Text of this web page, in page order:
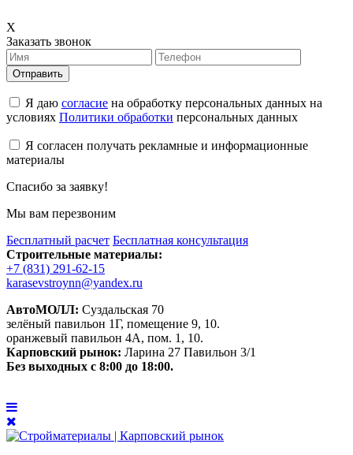
X
Заказать звонок
Отправить
Я даю согласие на обработку персональных данных на
условиях Политики обработки персональных данных
Я согласен получать рекламные и информационные
материалы
Спасибо за заявку!
Мы вам перезвоним
Бесплатный расчет Бесплатная консультация
Строительные материалы:
+7 (831) 291-62-15
karasevstroynn@yandex.ru
АвтоМОЛЛ: Суздальская 70
зелёный павильон 1Г, помещение 9, 10.
оранжевый павильон 4А, пом. 1, 10.
Карповский рынок: Ларина 27 Павильон 3/1
Без выходных с 8:00 до 18:00.